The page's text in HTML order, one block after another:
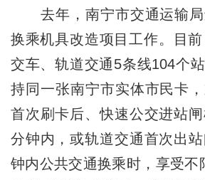
去年，南宁市交通运输局
换乘机具改造项目工作。目
交车、轨道交通5条线104个
持同一张南宁市实体市民卡
首次刷卡后、快速公交进站
分钟内，或轨道交通首次出
钟内公共交通换乘时，享受不